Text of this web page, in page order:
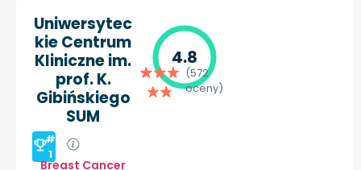
Uniwersytec
kie Centrum
Kliniczne im.
prof. K.
Gibińskiego
SUM
#
1
Breast Cancer
4.8
(572
oceny)